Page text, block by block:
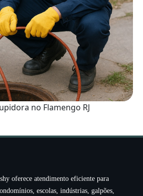
no Flamengo RJ
oferece atendimento eficiente para
escolas, indústrias, galpões,